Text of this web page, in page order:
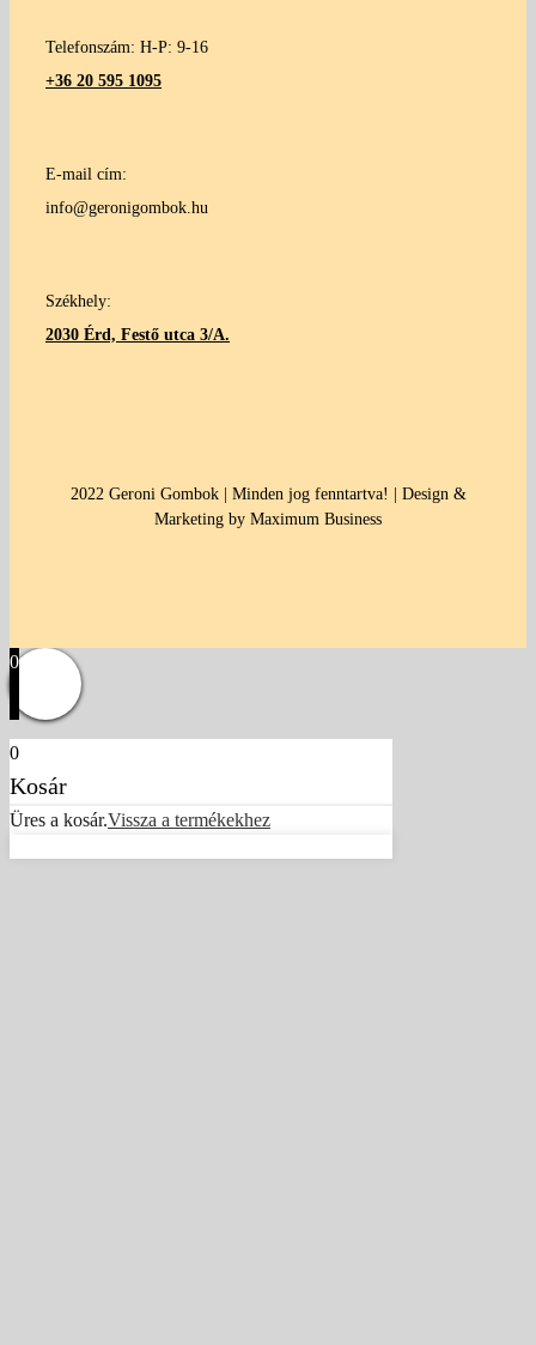
Telefonszám: H-P: 9-16
+36 20 595 1095
E-mail cím:
info@geronigombok.hu
Székhely:
2030 Érd, Festő utca 3/A.
2022 Geroni Gombok | Minden jog fenntartva! | Design &
Marketing by Maximum Business
0
0
Kosár
Üres a kosár.Vissza a termékekhez